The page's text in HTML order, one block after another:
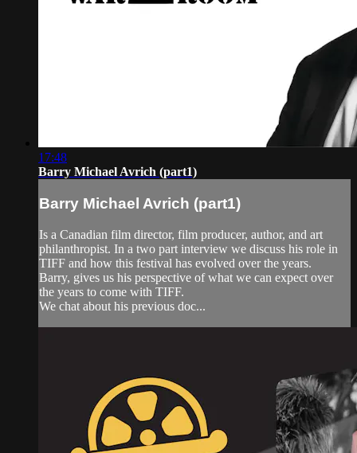
17:48
Barry Michael Avrich (part1)
Barry Michael Avrich (part1)
Is a Canadian film director, film producer, author, and art
philanthropist. In a two part interview we discuss his role in
TIFF and how this festival has evolved over the years.
Barry, gives us his perspective of what we can expect over
the years to come with TIFF.
We chat about his previous doc...